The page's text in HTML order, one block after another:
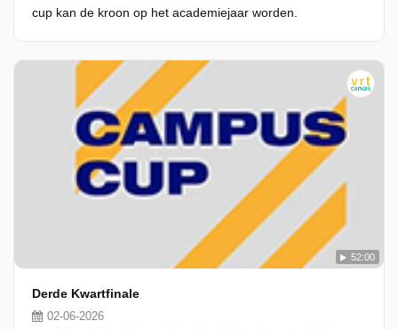
cup kan de kroon op het academiejaar worden.
52:00
Derde Kwartfinale
02-06-2026